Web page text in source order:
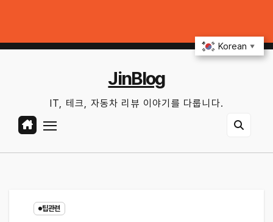
content
JinBlog
IT, 테크, 자동차 리뷰 이야기를 다룹니다.
팁관련
Korean ▼